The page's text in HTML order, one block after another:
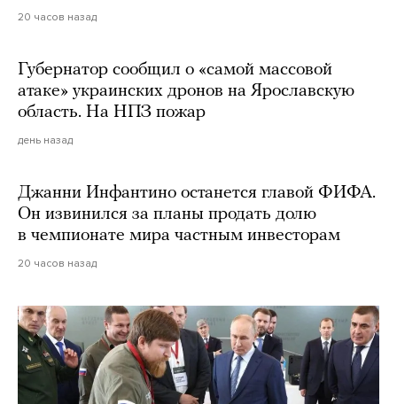
20 часов назад
Губернатор сообщил о «самой массовой
атаке» украинских дронов на Ярославскую
область. На НПЗ пожар
день назад
Джанни Инфантино останется главой ФИФА.
Он извинился за планы продать долю
в чемпионате мира частным инвесторам
20 часов назад